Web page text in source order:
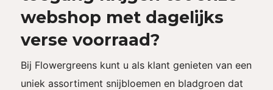
webshop met dagelijks
verse voorraad?
Bij Flowergreens kunt u als klant genieten van een
uniek assortiment snijbloemen en bladgroen dat